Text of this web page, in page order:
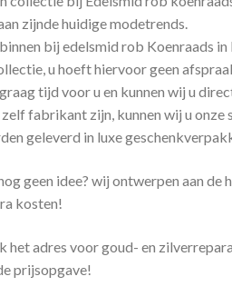
zijnde huidige modetrends.
bij edelsmid rob Koenraads
u hoeft hiervoor geen
tijd voor u en kunnen wij u
fabrikant zijn, kunnen wij u onze
geleverd in luxe
geen idee? wij ontwerpen aan
kosten!
het adres voor goud- en
prijsopgave!